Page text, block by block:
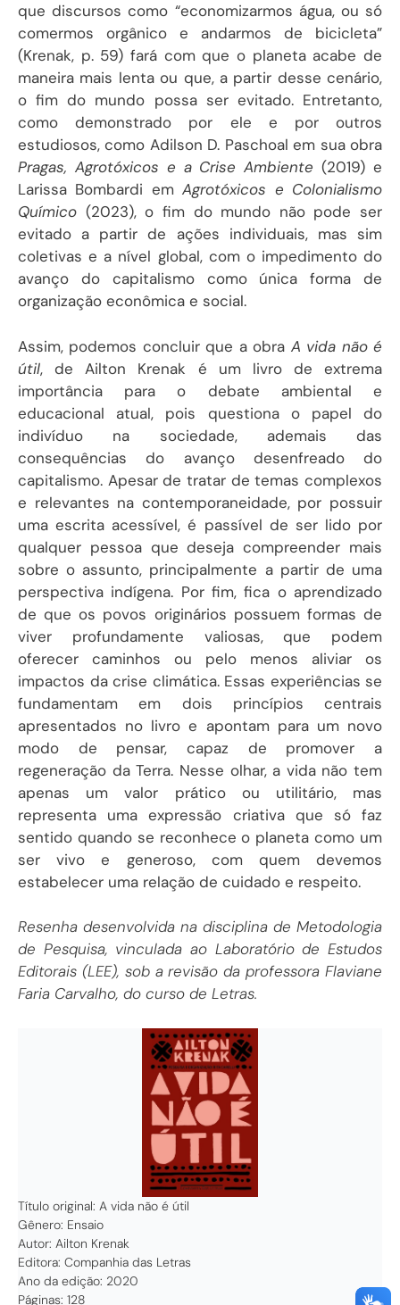
que discursos como “economizarmos água, ou só
comermos orgânico e andarmos de bicicleta”
(Krenak, p. 59) fará com que o planeta acabe de
maneira mais lenta ou que, a partir desse cenário,
o fim do mundo possa ser evitado. Entretanto,
como demonstrado por ele e por outros
estudiosos, como Adilson D. Paschoal em sua obra
Pragas, Agrotóxicos e a Crise Ambiente(2019) e
Larissa Bombardi emAgrotóxicos e Colonialismo
Químico (2023), o fim do mundo não pode ser
evitado a partir de ações individuais, mas sim
coletivas e a nível global, com o impedimento do
avanço do capitalismo como única forma de
organização econômica e social.
Assim, podemos concluir que a obra A vida não é
útil, de Ailton Krenak é um livro de extrema
importância para o debate ambiental e
educacional atual, pois questiona o papel do
indivíduo na sociedade, ademais das
consequências do avanço desenfreado do
capitalismo. Apesar de tratar de temas complexos
e relevantes na contemporaneidade, por possuir
uma escrita acessível, é passível de ser lido por
qualquer pessoa que deseja compreender mais
sobre o assunto, principalmente a partir de uma
perspectiva indígena. Por fim, fica o aprendizado
de que os povos originários possuem formas de
viver profundamente valiosas, que podem
oferecer caminhos ou pelo menos aliviar os
impactos da crise climática. Essas experiências se
fundamentam em dois princípios centrais
apresentados no livro e apontam para um novo
modo de pensar, capaz de promover a
regeneração da Terra. Nesse olhar, a vida não tem
apenas um valor prático ou utilitário, mas
representa uma expressão criativa que só faz
sentido quando se reconhece o planeta como um
ser vivo e generoso, com quem devemos
estabelecer uma relação de cuidado e respeito.
Resenha desenvolvida na disciplina de Metodologia
de Pesquisa, vinculada ao Laboratório de Estudos
Editorais (LEE), sob a revisão da professora Flaviane
Faria Carvalho, do curso de Letras.
Título original: A vida não é útil
Gênero: Ensaio
Autor: Ailton Krenak
Editora: Companhia das Letras
Ano da edição: 2020
Páginas: 128